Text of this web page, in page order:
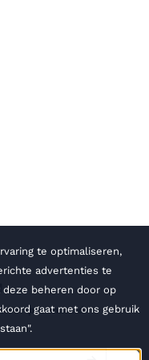
per maand
te optimaliseren,
advertenties te
beheren door op
gaat met ons gebruik